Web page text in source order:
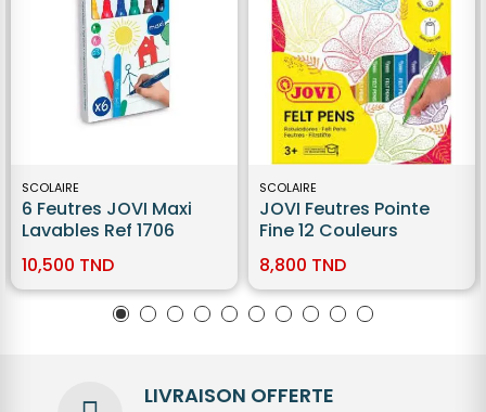
SCOLAIRE
6 Feutres JOVI Maxi
Lavables Ref 1706
10,500 TND
SCOLAIRE
JOVI Feutres Pointe
Fine 12 Couleurs
8,800 TND
LIVRAISON OFFERTE